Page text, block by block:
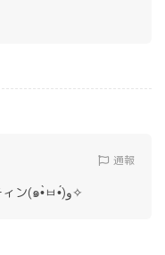
通報
RUKAー！！！！暑いけどファイティン(๑•̀ㅂ•́)و✧